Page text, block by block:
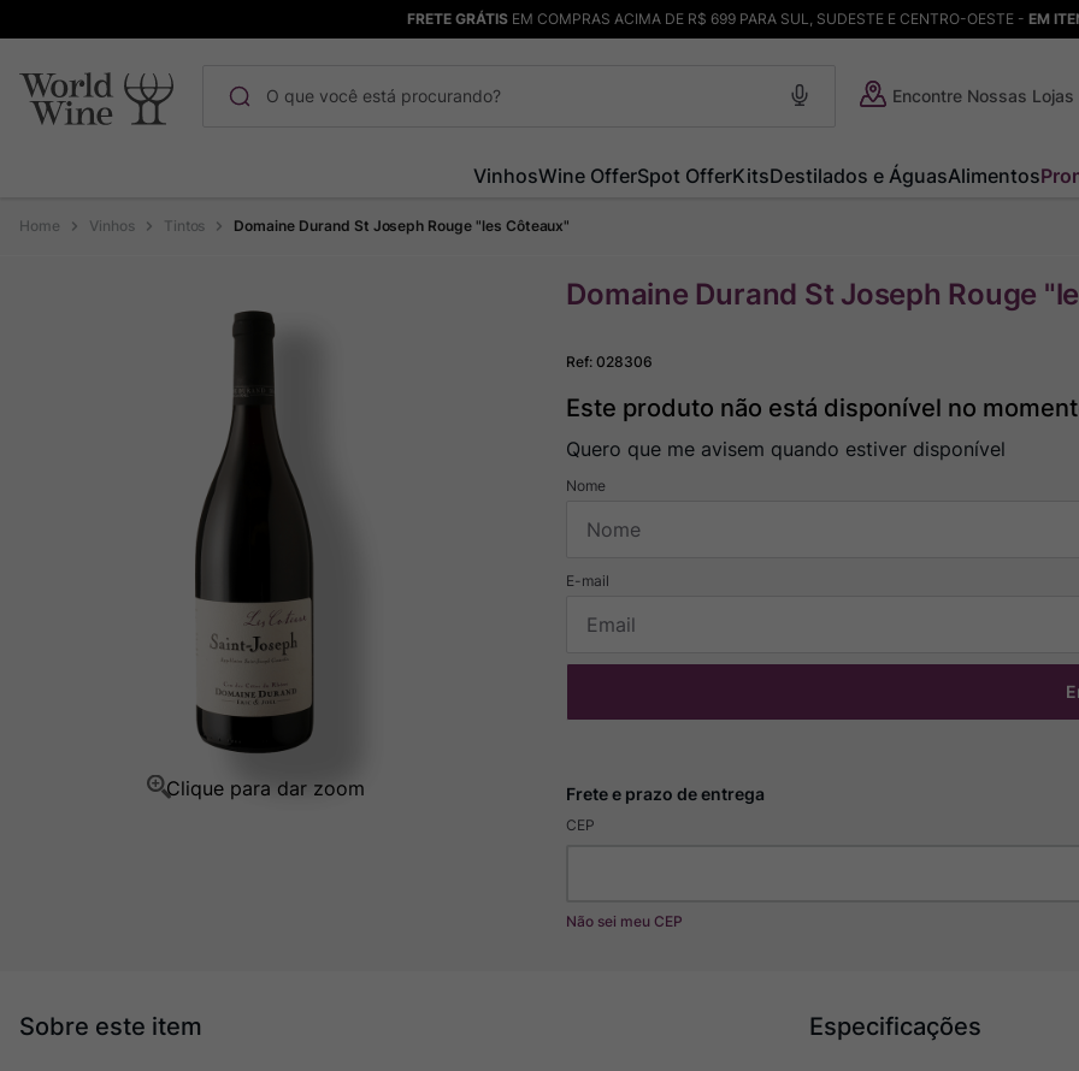
FRETE GRÁTISEM COMPRAS ACIMA DE R$ 699 PARA SUL, SUDESTE E CENTRO-OESTE - EM
Encontre Nossas Lojas
VinhosWine OfferSpot OfferKitsDestilados e ÁguasAlimentos
Vinhos Tintos Domaine Durand St Joseph Rouge "les Côteaux"
Domaine Durand St Joseph Rouge
Ref:028306
Este produto não está disponível no
Quero que me avisem quando estiver disponível
CEP
Não sei meu CEP
Especificações
1º Maçanita
Ver Sacrum